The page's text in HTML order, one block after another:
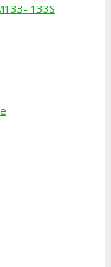
133S